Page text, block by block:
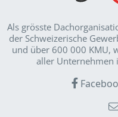
Als grösste
der Schweizerische
und über 600 000 KMU,
aller Unternehmen